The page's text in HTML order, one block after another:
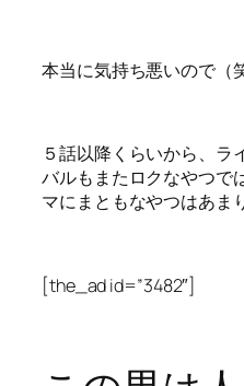
本当に気持ち悪いので（
５話以降くらいから、ラ
バルもまたロクなやつで
マにまともなやつはあま
[the_ad id=”3482″]